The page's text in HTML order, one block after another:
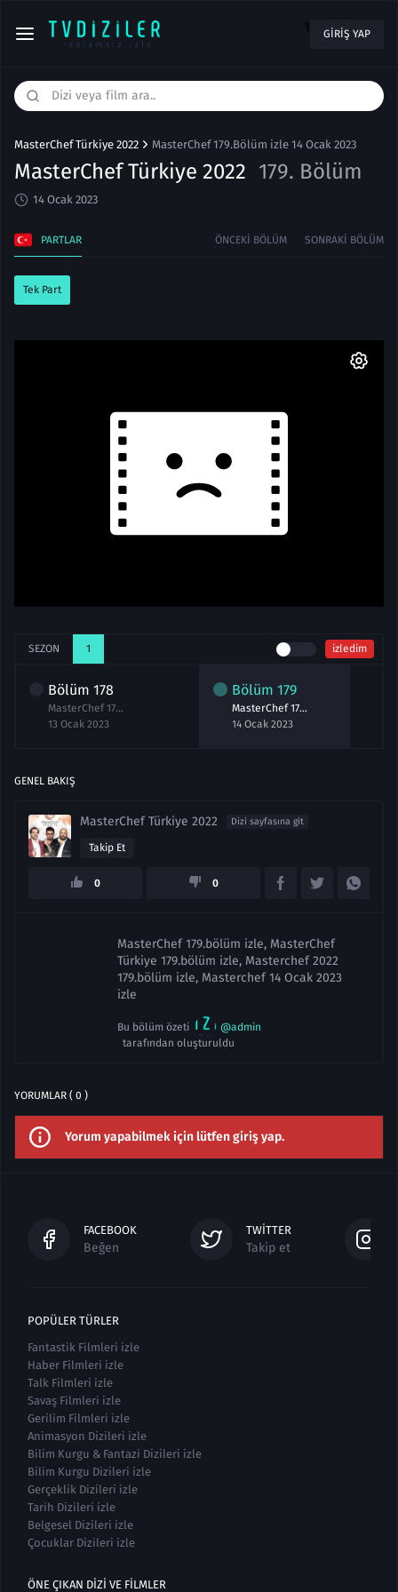
1 GIRIŞ YAP
MasterChef Türkiye 2022 MasterChef 179.Bölüm izle 14 Ocak 2023
MasterChef Türkiye 2022 179. Bölüm
14 Ocak 2023
PARTLAR ÖNCEKI BÖLÜM SONRAKI BÖLÜM
Tek Part
SEZON 1 izledim
Bölüm 178
MasterChef 178.Bölüm izle 13 Ocak 2023
13 Ocak 2023
Bölüm 179
MasterChef 179.Bölüm izle 14 Ocak 2023
14 Ocak 2023
GENEL BAKIŞ
MasterChef Türkiye 2022 Dizi sayfasına git
Takip Et
0 0
MasterChef 179.bölüm izle, MasterChef
Türkiye 179.bölüm izle, Masterchef 2022
179.bölüm izle, Masterchef 14 Ocak 2023
izle
Bu bölüm özeti
@admin
tarafından oluşturuldu
YORUMLAR ( 0 )
Yorum yapabilmek için lütfen giriş yap.
FACEBOOK
Beğen
TWITTER
Takip et
POPÜLER TÜRLER
Fantastik Filmleri izle
Haber Filmleri izle
Talk Filmleri izle
Savaş Filmleri izle
Gerilim Filmleri izle
Animasyon Dizileri izle
Bilim Kurgu & Fantazi Dizileri izle
Bilim Kurgu Dizileri izle
Gerçeklik Dizileri izle
Tarih Dizileri izle
Belgesel Dizileri izle
Çocuklar Dizileri izle
ÖNE ÇIKAN DIZI VE FILMLER